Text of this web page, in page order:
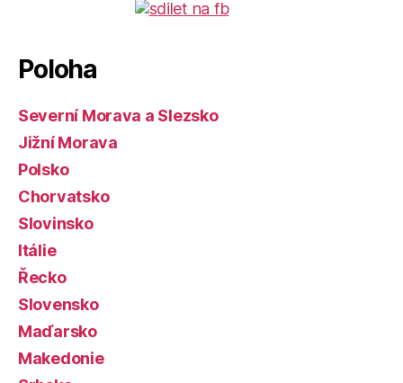
Poloha
Severní Morava a Slezsko
Jižní Morava
Polsko
Chorvatsko
Slovinsko
Itálie
Řecko
Slovensko
Maďarsko
Makedonie